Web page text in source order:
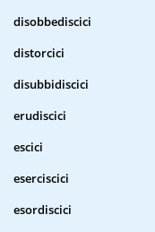
disobbediscici
distorcici
disubbidiscici
erudiscici
escici
eserciscici
esordiscici